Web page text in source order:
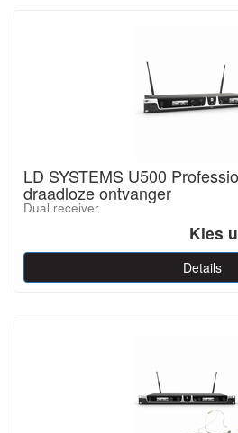
LD SYSTEMS U500
draadloze ontvanger
Dual receiver
Kies
Details